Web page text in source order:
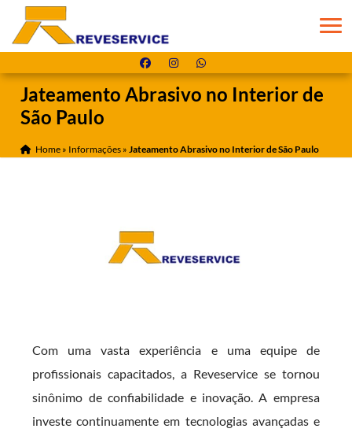
Jateamento Abrasivo no Interior de
São Paulo
Home » Informações »Jateamento Abrasivo no Interior de São Paulo
Com uma vasta experiência e uma equipe de
profissionais capacitados, a Reveservice se tornou
sinônimo de confiabilidade e inovação. A empresa
investe continuamente em tecnologias avançadas e